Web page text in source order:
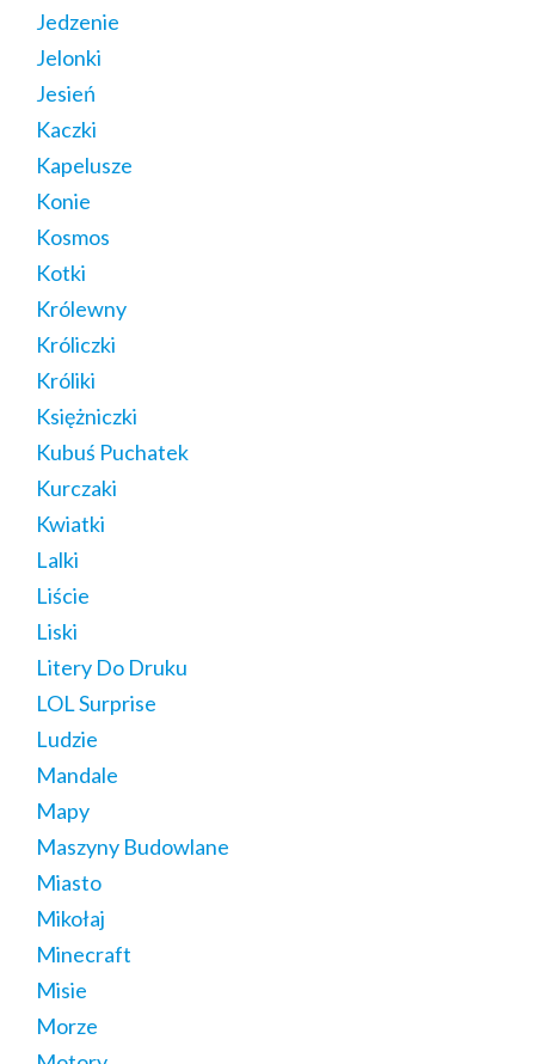
Jedzenie
Jelonki
Jesień
Kaczki
Kapelusze
Konie
Kosmos
Kotki
Królewny
Króliczki
Króliki
Księżniczki
Kubuś Puchatek
Kurczaki
Kwiatki
Lalki
Liście
Liski
Litery Do Druku
LOL Surprise
Ludzie
Mandale
Mapy
Maszyny Budowlane
Miasto
Mikołaj
Minecraft
Misie
Morze